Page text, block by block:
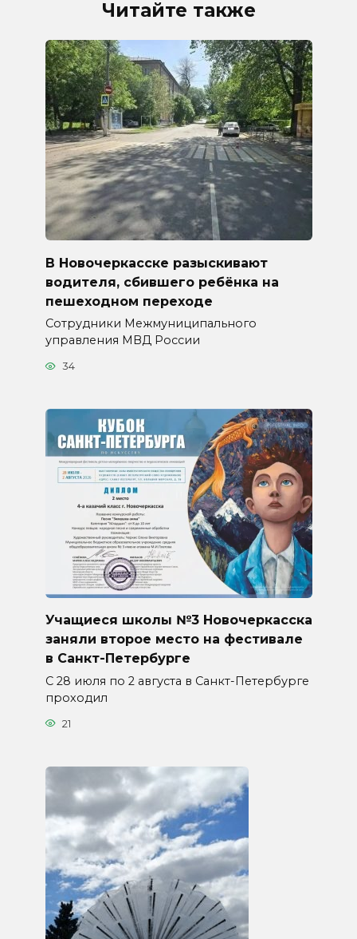
Читайте также
В Новочеркасске разыскивают
водителя, сбившего ребёнка на
пешеходном переходе
Сотрудники Межмуниципального
управления МВД России
34
Учащиеся школы №3 Новочеркасска
заняли второе место на фестивале
в Санкт-Петербурге
С 28 июля по 2 августа в Санкт-Петербурге
проходил
21